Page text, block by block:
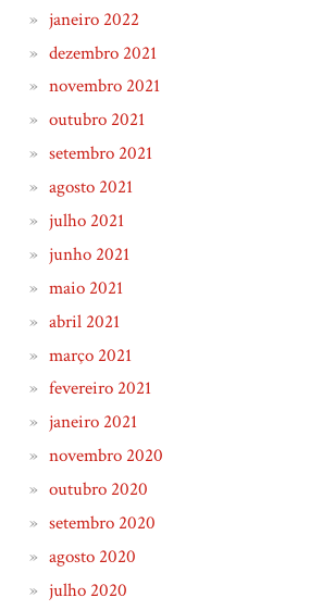
janeiro 2022
dezembro 2021
novembro 2021
outubro 2021
setembro 2021
agosto 2021
julho 2021
junho 2021
maio 2021
abril 2021
março 2021
fevereiro 2021
janeiro 2021
novembro 2020
outubro 2020
setembro 2020
agosto 2020
julho 2020